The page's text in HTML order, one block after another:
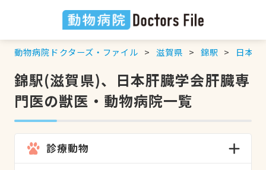
動物病院ドクターズ・ファイル 滋賀県 錦駅 日本
錦駅(滋賀県)、日本肝臓学会肝臓専
門医の獣医・動物病院一覧
診療動物